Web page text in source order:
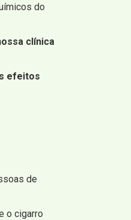
do
clínica
efeitos
de
o cigarro